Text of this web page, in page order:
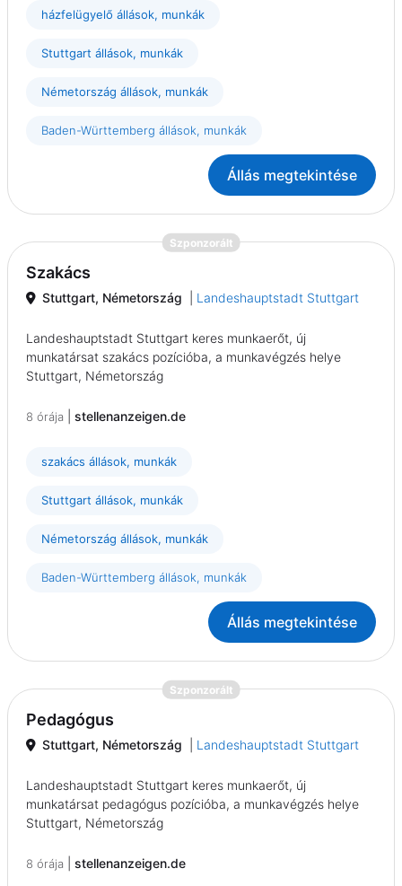
házfelügyelő állások, munkák
Stuttgart állások, munkák
Németország állások, munkák
Baden-Württemberg állások, munkák
Állás megtekintése
Szponzorált{prompt.job}
Szakács
Stuttgart, Németország Landeshauptstadt Stuttgart
Landeshauptstadt Stuttgart keres munkaerőt, új
munkatársat szakács pozícióba, a munkavégzés helye
Stuttgart, Németország
8 órája stellenanzeigen.de
szakács állások, munkák
Stuttgart állások, munkák
Németország állások, munkák
Baden-Württemberg állások, munkák
Állás megtekintése
Szponzorált{prompt.job}
Pedagógus
Stuttgart, Németország Landeshauptstadt Stuttgart
Landeshauptstadt Stuttgart keres munkaerőt, új
munkatársat pedagógus pozícióba, a munkavégzés helye
Stuttgart, Németország
8 órája stellenanzeigen.de